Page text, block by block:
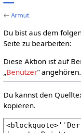
←Armut
Du bist aus dem
Seite zu bearbeiten:
Diese Aktion ist auf
„Benutzer“ angehören.
Du kannst den
kopieren.